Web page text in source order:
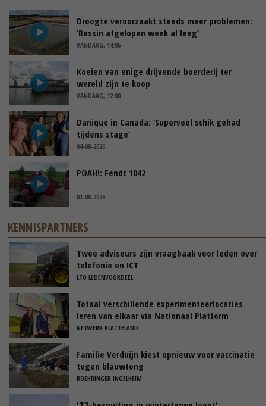
Droogte veroorzaakt steeds meer problemen:
‘Bassin afgelopen week al leeg’
VANDAAG, 14:06
Koeien van enige drijvende boerderij ter
wereld zijn te koop
VANDAAG, 12:00
Danique in Canada: ‘Superveel schik gehad
tijdens stage’
04-08-2026
POAH!: Fendt 1042
01-08-2026
KENNISPARTNERS
Twee adviseurs zijn vraagbaak voor leden over
telefonie en ICT
LTO LEDENVOORDEEL
Totaal verschillende experimenteerlocaties
leren van elkaar via Nationaal Platform
NETWERK PLATTELAND
Familie Verduijn kiest opnieuw voor vaccinatie
tegen blauwtong
BOEHRINGER INGELHEIM